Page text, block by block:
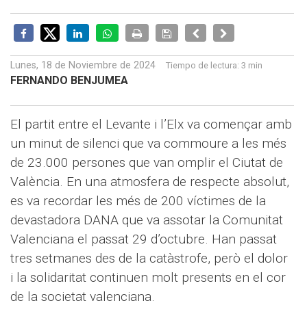
Lunes, 18 de Noviembre de 2024 Tiempo de lectura: 3 min
FERNANDO BENJUMEA
El partit entre el Levante i l’Elx va començar amb
un minut de silenci que va commoure a les més
de 23.000 persones que van omplir el Ciutat de
València. En una atmosfera de respecte absolut,
es va recordar les més de 200 víctimes de la
devastadora DANA que va assotar la Comunitat
Valenciana el passat 29 d’octubre. Han passat
tres setmanes des de la catàstrofe, però el dolor
i la solidaritat continuen molt presents en el cor
de la societat valenciana.